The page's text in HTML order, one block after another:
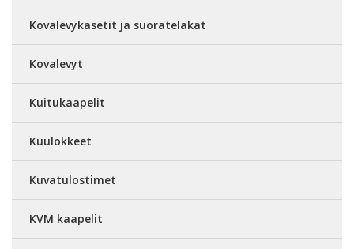
Kovalevykasetit ja suoratelakat
Kovalevyt
Kuitukaapelit
Kuulokkeet
Kuvatulostimet
KVM kaapelit